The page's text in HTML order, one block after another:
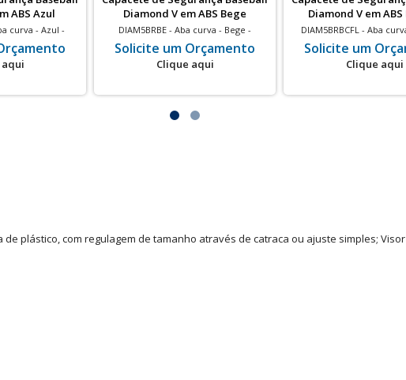
ABS Azul
curva - Azul -
- 20 un
Diamond V em ABS Bege
DIAM5BRBE - Aba curva - Bege -
Isolamento elétrico - 20 un
Solicite um Orçamento
Clique aqui
Diamond V em
DIAM5BRBCFL - Aba
Isolamento elétrico -
Solicite um
Clique aqui
plástico, com regulagem de tamanho através de catraca ou ajuste simples;